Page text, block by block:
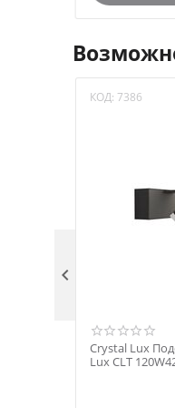
КОД: 7386
Crystal Lux
Lux CLT
